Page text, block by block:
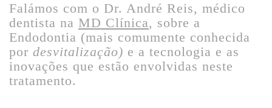
Falámos com o Dr. André Reis, médico
dentista na MD Clínica, sobre a
Endodontia (mais comumente conhecida
por desvitalização) e a tecnologia e as
inovações que estão envolvidas neste
tratamento.